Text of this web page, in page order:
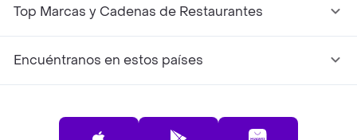
Top Marcas y Cadenas de Restaurantes
Encuéntranos en estos países